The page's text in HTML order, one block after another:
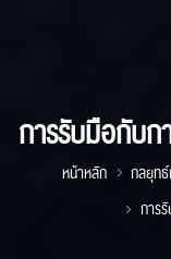
การรับมือกับ
หน้าหลัก กลยุท
การ